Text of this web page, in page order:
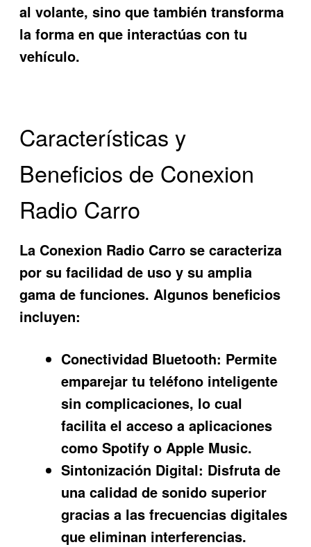
al volante, sino que también transforma
la forma en que interactúas con tu
vehículo.
Características y
Beneficios de Conexion
Radio Carro
La Conexion Radio Carro se caracteriza
por su facilidad de uso y su amplia
gama de funciones. Algunos beneficios
incluyen:
Conectividad Bluetooth: Permite
emparejar tu teléfono inteligente
sin complicaciones, lo cual
facilita el acceso a aplicaciones
como Spotify o Apple Music.
Sintonización Digital: Disfruta de
una calidad de sonido superior
gracias a las frecuencias digitales
que eliminan interferencias.